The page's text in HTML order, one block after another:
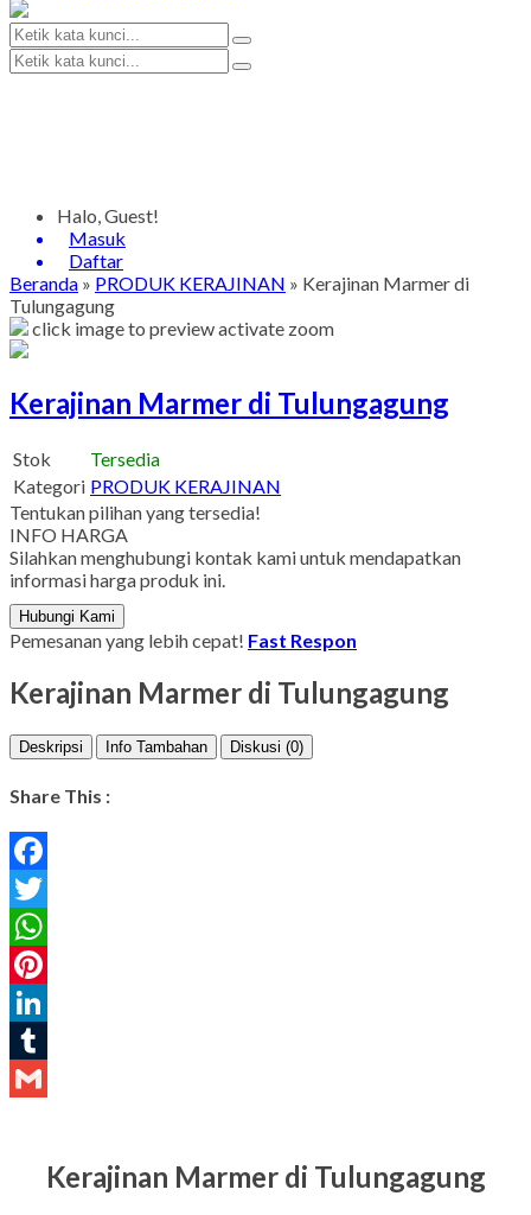
Halo, Guest!
Masuk
Daftar
Beranda » PRODUK KERAJINAN » Kerajinan Marmer di
Tulungagung
click image to previewactivate zoom
Kerajinan Marmer di Tulungagung
Stok
Tersedia
Kategori PRODUK KERAJINAN
Tentukan pilihan yang tersedia!
INFO HARGA
Silahkan menghubungi kontak kami untuk mendapatkan
informasi harga produk ini.
Hubungi Kami
Pemesanan yang lebih cepat! Fast Respon
Kerajinan Marmer di Tulungagung
Deskripsi Info Tambahan Diskusi (0)
Share This :
Facebook
Twitter
WhatsApp
Pinterest
LinkedIn
Tumblr
Kerajinan Marmer di Tulungagung